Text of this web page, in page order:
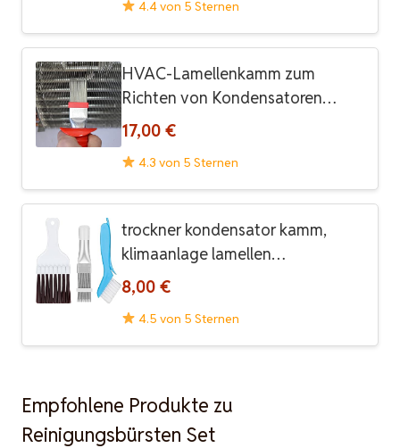
4.4 von 5 Sternen
HVAC-Lamellenkamm zum
Richten von Kondensatoren…
17,00 €
4.3 von 5 Sternen
trockner kondensator kamm,
klimaanlage lamellen…
8,00 €
4.5 von 5 Sternen
Empfohlene Produkte zu
Reinigungsbürsten Set